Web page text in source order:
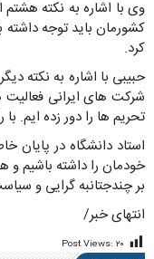
وی با اشاره به نکته هشتم
کشورمان باید توجه
کرد.
شرکت های ایرانی فعالیت
تحریم ها را دور زده ایم.
استاد دانشگاه در پایان
خودمان را داشته باشیم
بر چندجتانبه گرایی و
انتهای خبر/
Post Views: ۲۰